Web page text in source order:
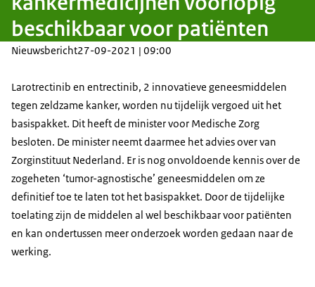
beschikbaar voor patiënten
Nieuwsbericht27-09-2021 | 09:00
Larotrectinib en entrectinib, 2 innovatieve geneesmiddelen
tegen zeldzame kanker, worden nu tijdelijk vergoed uit het
basispakket. Dit heeft de minister voor Medische Zorg
besloten. De minister neemt daarmee het advies over van
Zorginstituut Nederland. Er is nog onvoldoende kennis over de
zogeheten ‘tumor-agnostische’ geneesmiddelen om ze
definitief toe te laten tot het basispakket. Door de tijdelijke
toelating zijn de middelen al wel beschikbaar voor patiënten
en kan ondertussen meer onderzoek worden gedaan naar de
werking.